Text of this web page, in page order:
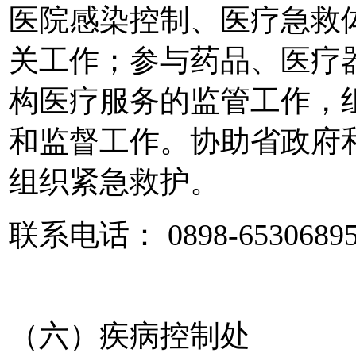
医院感染控制、医疗急
关工作；参与药品、医
构医疗服务的监管工作，
和监督工作。协助省政府
组织紧急救护。
联系电话： 0898-
（六）疾病控制处